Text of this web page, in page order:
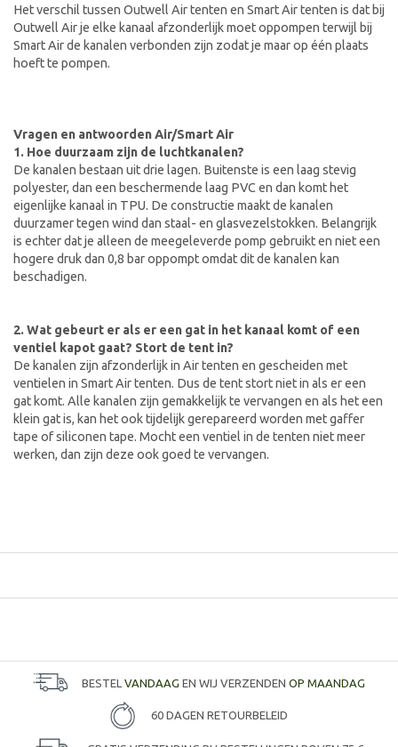
Het verschil tussen Outwell Air tenten en Smart Air tenten is dat bij
Outwell Air je elke kanaal afzonderlijk moet oppompen terwijl bij
Smart Air de kanalen verbonden zijn zodat je maar op één plaats
hoeft te pompen.
Vragen en antwoorden Air/Smart Air
1. Hoe duurzaam zijn de luchtkanalen?
De kanalen bestaan uit drie lagen. Buitenste is een laag stevig
polyester, dan een beschermende laag PVC en dan komt het
eigenlijke kanaal in TPU. De constructie maakt de kanalen
duurzamer tegen wind dan staal- en glasvezelstokken. Belangrijk
is echter dat je alleen de meegeleverde pomp gebruikt en niet een
hogere druk dan 0,8 bar oppompt omdat dit de kanalen kan
beschadigen.
2. Wat gebeurt er als er een gat in het kanaal komt of een
ventiel kapot gaat? Stort de tent in?
De kanalen zijn afzonderlijk in Air tenten en gescheiden met
ventielen in Smart Air tenten. Dus de tent stort niet in als er een
gat komt. Alle kanalen zijn gemakkelijk te vervangen en als het een
klein gat is, kan het ook tijdelijk gerepareerd worden met gaffer
tape of siliconen tape. Mocht een ventiel in de tenten niet meer
werken, dan zijn deze ook goed te vervangen.
BESTEL VANDAAG EN WIJ VERZENDEN OP MAANDAG
60 DAGEN RETOURBELEID